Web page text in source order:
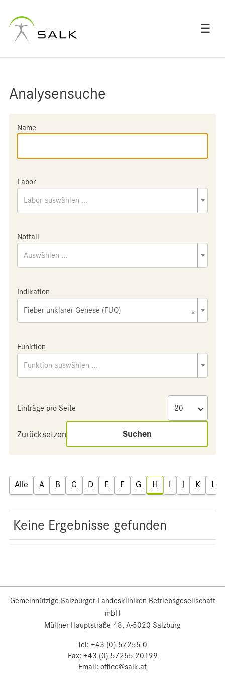
☰
Analysensuche
Name
Labor
Labor auswählen ...
Notfall
Auswählen ...
Indikation
×
Fieber unklarer Genese (FUO)
Funktion
Funktion auswählen ...
Einträge pro Seite
Zurücksetzen Suchen
Alle A B C D E F G H I J K L
Keine Ergebnisse gefunden
Gemeinnützige Salzburger Landeskliniken Betriebsgesellschaft
mbH
Müllner Hauptstraße 48, A-5020 Salzburg
Tel: +43 (0) 57255-0
Fax: +43 (0) 57255-20199
Email: office@salk.at